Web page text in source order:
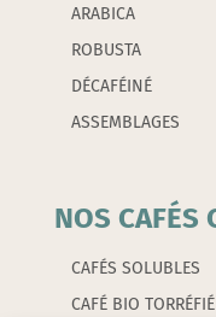
ARABICA
ROBUSTA
DÉCAFÉINÉ
ASSEMBLAGES
NOS CAFÉS
CAFÉS SOLUBLES
CAFÉ BIO TORRÉFIÉ